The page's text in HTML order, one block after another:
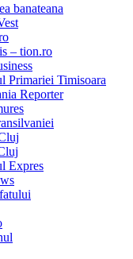
banateana
– tion.ro
Primariei Timisoara
Reporter
Expres